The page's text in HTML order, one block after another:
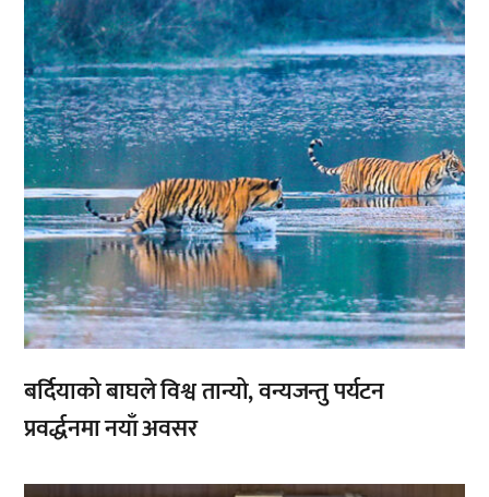
बर्दियाको बाघले विश्व तान्यो, वन्यजन्तु पर्यटन
प्रवर्द्धनमा नयाँ अवसर